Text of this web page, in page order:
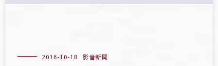
2016-10-18 影音新聞